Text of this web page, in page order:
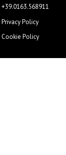
+39.0163.568911
Privacy Policy
Cookie Policy